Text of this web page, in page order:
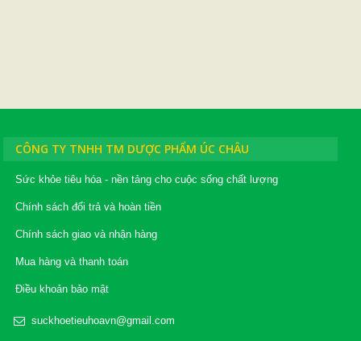
CÔNG TY TNHH TM DƯỢC PHẨM ÚC CHÂU
Sức khỏe tiêu hóa - nền tảng cho cuộc sống chất lượng
Chính sách đổi trả và hoàn tiền
Chính sách giao và nhận hàng
Mua hàng và thanh toán
Điều khoản bảo mật
suckhoetieuhoavn@gmail.com